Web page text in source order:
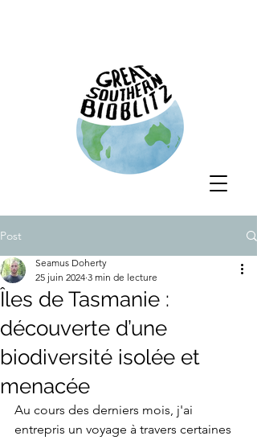
Post
Îles de Tasmanie :
découverte d’une
biodiversité isolée et
menacée
Seamus Doherty
25 juin 2024 3 min de lecture
Au cours des derniers mois, j'ai
entrepris un voyage à travers certaines